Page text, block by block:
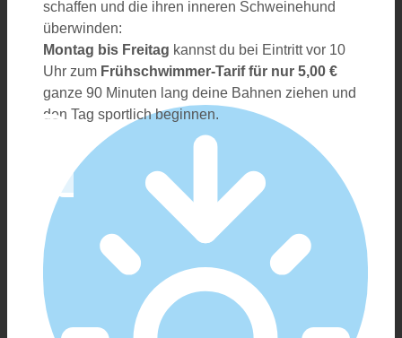
schaffen und die ihren inneren Schweinehund
überwinden:
Montag bis Freitag kannst du bei Eintritt vor 10
Uhr zum Frühschwimmer-Tarif für nur 5,00 €
ganze 90 Minuten lang deine Bahnen ziehen und
den Tag sportlich beginnen.